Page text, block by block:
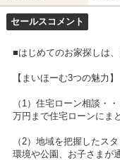
セールスコメント
■はじめてのお家探しは
【まいほーむ3つの魅力】
（1）住宅ローン相談・
万円まで住宅ローンにま
（2）地域を把握したス
環境や公園、お子さまが